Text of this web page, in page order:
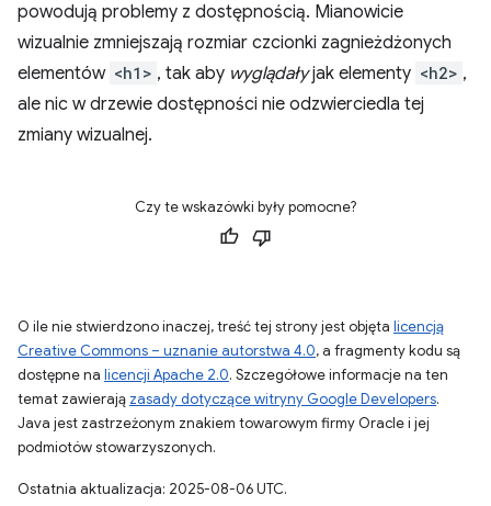
powodują problemy z dostępnością. Mianowicie
wizualnie zmniejszają rozmiar czcionki zagnieżdżonych
elementów <h1> , tak aby wyglądałyjak elementy <h2> ,
ale nic w drzewie dostępności nie odzwierciedla tej
zmiany wizualnej.
Czy te wskazówki były pomocne?
O ile nie stwierdzono inaczej, treść tej strony jest objęta licencją
Creative Commons – uznanie autorstwa 4.0, a fragmenty kodu są
dostępne na licencji Apache 2.0. Szczegółowe informacje na ten
temat zawierają zasady dotyczące witryny Google Developers.
Java jest zastrzeżonym znakiem towarowym firmy Oracle i jej
podmiotów stowarzyszonych.
Ostatnia aktualizacja: 2025-08-06 UTC.